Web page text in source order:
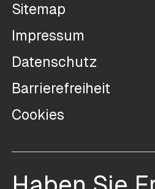
Sitemap
Impressum
Datenschutz
Barrierefreiheit
Cookies